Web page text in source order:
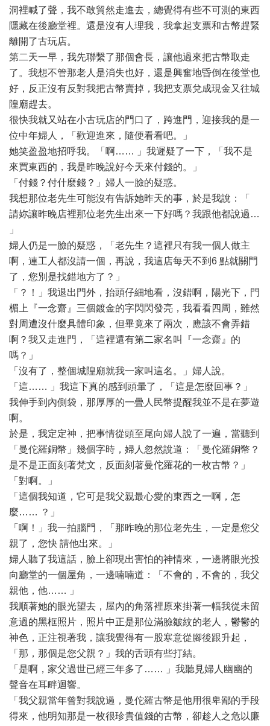
洞裡喊了聲，我不敢貿然走進去，總覺得有些不可測的東西
隱藏在後廳堂裡。還是沒有人理我，我拿起支票和古幣趕緊
離開了古玩店。
第二天一早，我先聯繫了那個會長，讓他過來把古幣取走
了。我想不管那老人是消失也好，還是興奮地昏倒在後堂也
好，反正沒有反對我把古幣賣掉，我把支票兌成現金又往城
隍廟趕去。
很快我就又站在小古玩店的門口了，跨進門，迎接我的是一
位中年婦人，「歡迎進來，隨便看看吧。」
她笑盈盈地招呼我。「啊…… 」我遲疑了一下，「我不是
來買東西的，我是昨晚說好今天來付錢的。」
「付錢？付什麼錢？」婦人一臉的疑惑。
我想那位老先生可能沒有告訴她昨天的事，於是我說：「
請妳讓昨晚店裡那位老先生出來一下好嗎？我跟他都說過…
」
婦人仍是一臉的疑惑，「老先生？這裡只有我一個人做主
啊，連工人都沒請一個，再說，我這店每天不到6 點就關門
了，您別是找錯地方了？」
「？！」我退出門外，抬頭仔細地看，沒錯啊，陽光下，門
楣上『一念齋』三個鍍金的字閃閃發亮，我看看四周，雖然
對周遭沒什麼具體印象，但畢竟來了兩次，應該不會弄錯
啊？我又走進門，「這裡還有第二家名叫『一念齋』的
嗎？」
「沒有了，整個城隍廟就我一家叫這名。」婦人說。
「這…… 」我這下真的感到頭暈了，「這是怎麼回事？」
我伸手到內側袋，那厚厚的一疊人民幣提醒我並不是在夢遊
啊。
於是，我定定神，把事情從頭至尾向婦人說了一遍，當聽到
「曼佗羅銅幣」幾個字時，婦人忽然說道：「曼佗羅銅幣？
是不是正面刻著梵文，反面刻著曼佗羅花的一枚古幣？」
「對啊。」
「這個我知道，它可是我父親最心愛的東西之一啊，怎
麼…… ？」
「啊！」我一拍腦門，「那昨晚的那位老先生，一定是您父
親了，您快 請他出來。」
婦人聽了我這話，臉上卻現出害怕的神情來，一邊將眼光投
向廳堂的一個屋角，一邊喃喃道：「不會的，不會的，我父
親他，他…… 」
我順著她的眼光望去，屋內的角落裡原來掛著一幅我從未留
意過的黑框照片，照片中正是那位滿臉皺紋的老人，鬱鬱的
神色，正注視著我，讓我覺得有一股寒意從腳後跟升起，
「那，那個是您父親？」我的舌頭有些打結。
「是啊，家父過世已經三年多了…… 」我聽見婦人幽幽的
聲音在耳畔迴響。
「我父親當年曾對我說過，曼佗羅古幣是他用很卑鄙的手段
得來，他明知那是一枚很珍貴值錢的古幣，卻趁人之危以廉